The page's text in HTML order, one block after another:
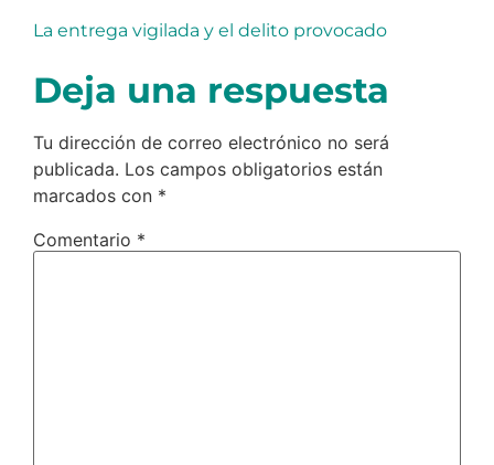
La entrega vigilada y el delito provocado
Deja una respuesta
Tu dirección de correo electrónico no será
publicada. Los campos obligatorios están
marcados con *
Comentario *